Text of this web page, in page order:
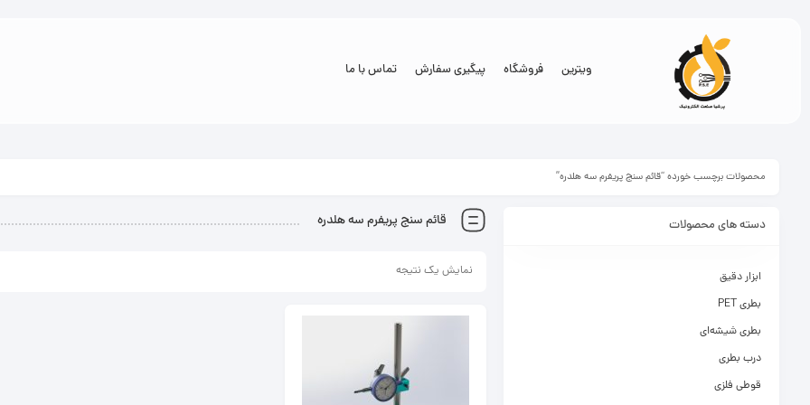
ویترین فروشگاه پیگیری سفارش تماس با ما
محصولات برچسب خورده “قائم سنج پریفرم سه هلدره”
قائم سنج پریفرم سه هلدره
نمایش یک نتیجه
دسته های محصولات
ابزار دقیق
بطری PET
بطری شیشه‌ای
درب بطری
قوطی فلزی